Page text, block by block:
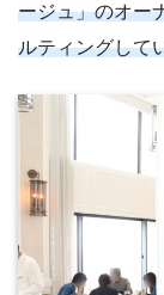
ージュ」のオー
ルティングして